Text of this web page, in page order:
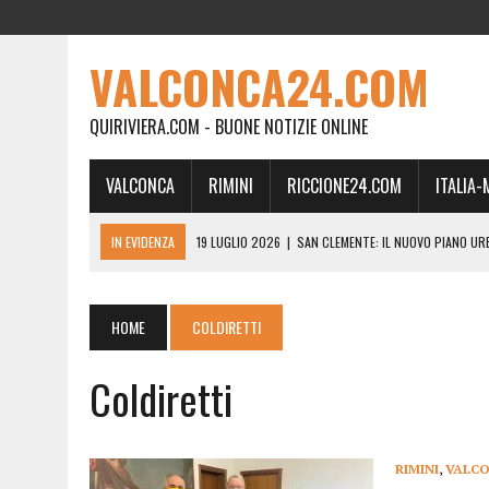
VALCONCA24.COM
QUIRIVIERA.COM - BUONE NOTIZIE ONLINE
VALCONCA RIMINI RICCIONE24.COM ITALIA-
IN EVIDENZA 19 LUGLIO 2026 | SAN CLEMENTE: IL NUOVO PIANO
19 FEBBRAIO 2026 | RIMINI, A IL GATTO SULL’ALBICOCCO ARRIVA
28 GENNAIO 2026 | DOVE LA CARNE DIVENTA MEMORIA: IL CORPO,
18 DICEMBRE 2025 | SAN CLEMENTE, AL VILLA ULTIMO ATTO DELLA
18 DICEMBRE 2025 | SAN CLEMENTE, SALA DEL CONSIGLIO
HOME COLDIRETTI
Coldiretti
RIMINI,